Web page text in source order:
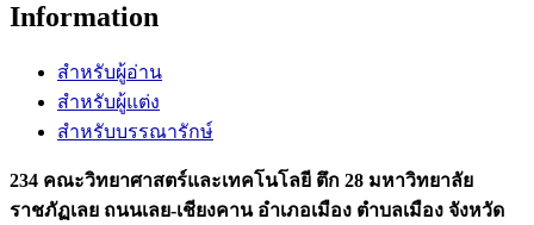
Information
สำหรับผู้อ่าน
สำหรับผู้แต่ง
สำหรับบรรณารักษ์
234 คณะวิทยาศาสตร์และเทคโนโลยี ตึก 28 มหาวิทยาลัย
ราชภัฏเลย ถนนเลย-เชียงคาน อำเภอเมือง ตำบลเมือง จังหวัด